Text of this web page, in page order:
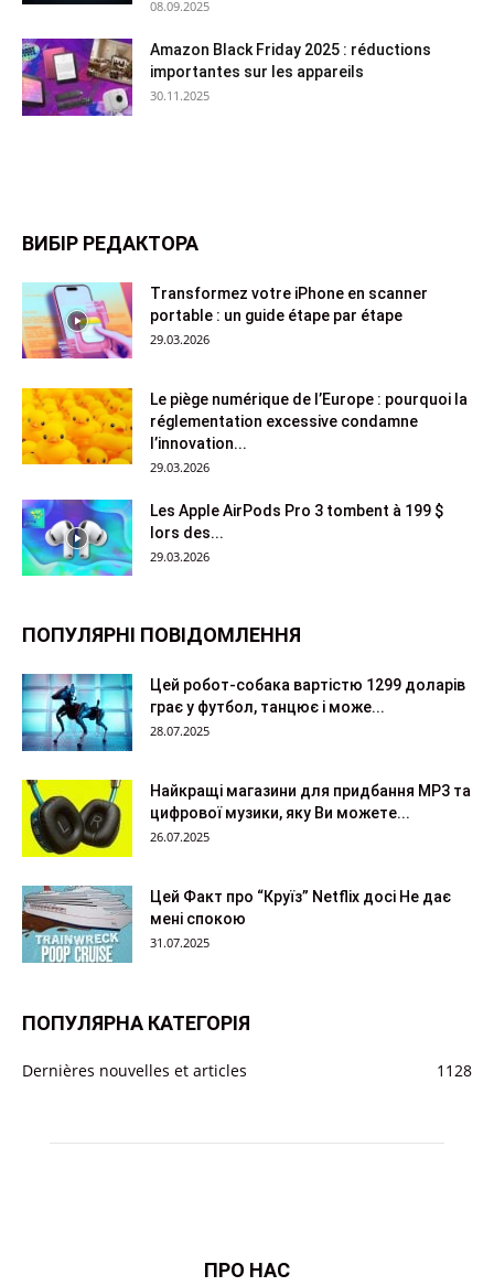
08.09.2025
Amazon Black Friday 2025 : réductions
importantes sur les appareils
30.11.2025
ВИБІР РЕДАКТОРА
Transformez votre iPhone en scanner
portable : un guide étape par étape
29.03.2026
Le piège numérique de l’Europe : pourquoi la
réglementation excessive condamne
l’innovation...
29.03.2026
Les Apple AirPods Pro 3 tombent à 199 $
lors des...
29.03.2026
ПОПУЛЯРНІ ПОВІДОМЛЕННЯ
Цей робот-собака вартістю 1299 доларів
грає у футбол, танцює і може...
28.07.2025
Найкращі магазини для придбання MP3 та
цифрової музики, яку Ви можете...
26.07.2025
Цей Факт про “Круїз” Netflix досі Не дає
мені спокою
31.07.2025
ПОПУЛЯРНА КАТЕГОРІЯ
Dernières nouvelles et articles 1128
ПРО НАС